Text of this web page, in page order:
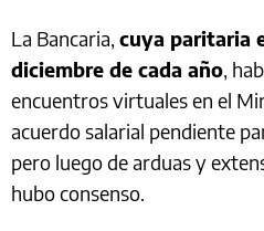
La Bancaria, cuya paritaria
diciembre de cada año,
encuentros virtuales en el
acuerdo salarial pendiente
pero luego de arduas y
hubo consenso.